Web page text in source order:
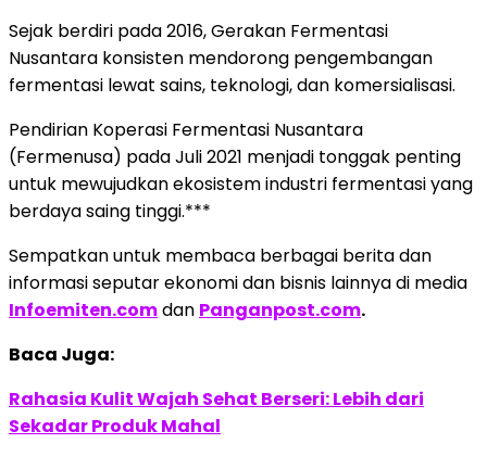
Sejak berdiri pada 2016, Gerakan Fermentasi
Nusantara konsisten mendorong pengembangan
fermentasi lewat sains, teknologi, dan komersialisasi.
Pendirian Koperasi Fermentasi Nusantara
(Fermenusa) pada Juli 2021 menjadi tonggak penting
untuk mewujudkan ekosistem industri fermentasi yang
berdaya saing tinggi.***
Sempatkan untuk membaca berbagai berita dan
informasi seputar ekonomi dan bisnis lainnya di media
Infoemiten.comdan Panganpost.com.
Baca Juga:
Rahasia Kulit Wajah Sehat Berseri: Lebih dari
Sekadar Produk Mahal